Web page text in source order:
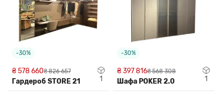
-30%
₴ 578 660₴ 826 657
Гардероб STORE 21 1
-30%
₴ 397 816₴ 568 308
Шафа POKER 2.0 1